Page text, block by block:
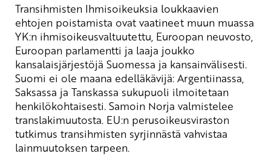
Transihmisten Ihmisoikeuksia loukkaavien
ehtojen poistamista ovat vaatineet muun muassa
YK:n ihmisoikeusvaltuutettu, Euroopan neuvosto,
Euroopan parlamentti ja laaja joukko
kansalaisjärjestöjä Suomessa ja kansainvälisesti.
Suomi ei ole maana edelläkävijä: Argentiinassa,
Saksassa ja Tanskassa sukupuoli ilmoitetaan
henkilökohtaisesti. Samoin Norja valmistelee
translakimuutosta. EU:n perusoikeusviraston
tutkimus transihmisten syrjinnästä vahvistaa
lainmuutoksen tarpeen.